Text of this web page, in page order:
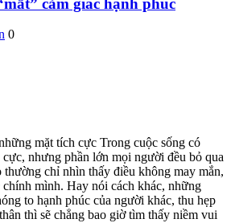
0
mặt tích cực Trong cuộc sống có
nhưng phần lớn mọi người đều bỏ qua
thường chỉ nhìn thấy điều không may mắn,
chính mình. Hay nói cách khác, những
to hạnh phúc của người khác, thu hẹp
thì sẽ chẳng bao giờ tìm thấy niềm vui